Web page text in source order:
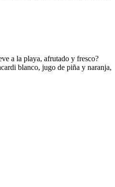
a la playa, afrutado y fresco?
blanco, jugo de piña y naranja,